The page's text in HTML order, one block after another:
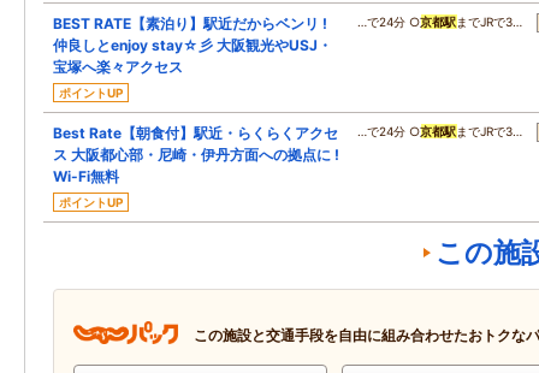
BEST RATE【素泊り】駅近だからベンリ !
仲良しとenjoy stay☆彡 大阪観光やUSJ・
宝塚へ楽々アクセス
ポイントUP
…で24分 ○京都駅までJRで3…
Best Rate【朝食付】駅近・らくらくアクセ
ス 大阪都心部・尼崎・伊丹方面への拠点に !
Wi-Fi無料
ポイントUP
…で24分 ○京都駅までJRで3…
この施
この施設と交通手段を自由に組み合わせたおトクな